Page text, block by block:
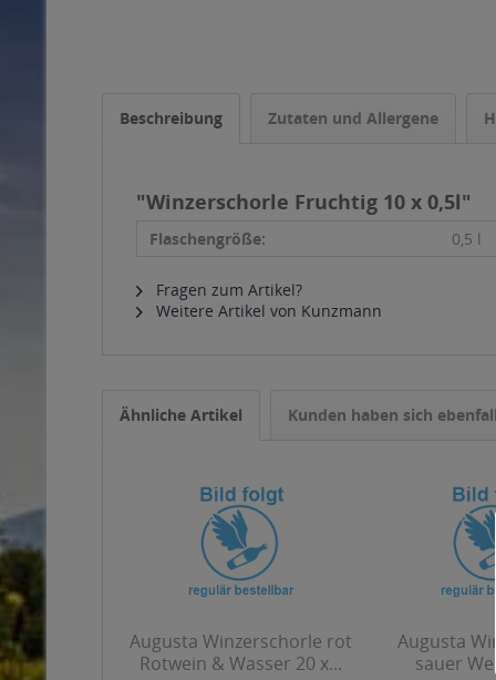
Beschreibung Zutaten und Allergene
"Winzerschorle Fruchtig 10 x 0,5l"
Flaschengröße: 0,5 l
Fragen zum Artikel?
Weitere Artikel von Kunzmann
Ähnliche Artikel Kunden haben sich
Augusta Winzerschorle rot
Rotwein & Wasser 20 x...
Augusta
sauer